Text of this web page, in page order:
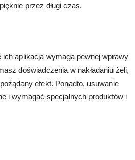
przez długi czas.
aplikacja wymaga pewnej wprawy
doświadczenia w nakładaniu żeli,
efekt. Ponadto, usuwanie
i wymagać specjalnych produktów i